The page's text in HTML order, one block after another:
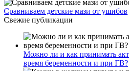
Сравниваем детские мази от ушибов
Свежие публикации
Можно ли и как принимать
время беременности и при ГВ?